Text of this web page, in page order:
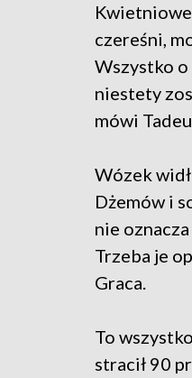
Kwietniowe
czereśni,
Wszystko
niestety
mówi
Wózek
Dżemów i
nie
Trzeba je
Graca.
To
stracił 90